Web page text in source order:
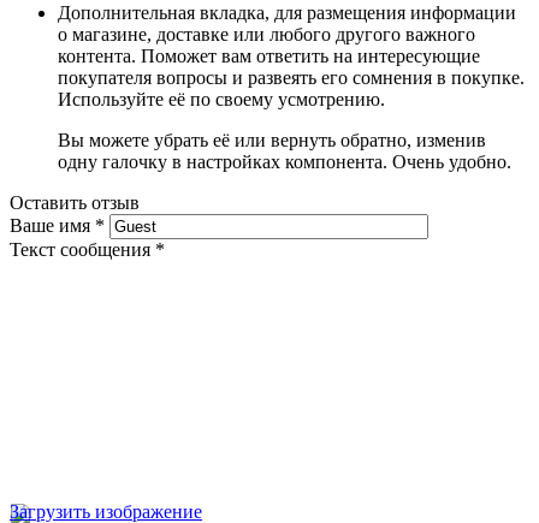
Дополнительная вкладка, для размещения информации
о магазине, доставке или любого другого важного
контента. Поможет вам ответить на интересующие
покупателя вопросы и развеять его сомнения в покупке.
Используйте её по своему усмотрению.
Вы можете убрать её или вернуть обратно, изменив
одну галочку в настройках компонента. Очень удобно.
Оставить отзыв
Ваше имя *
Текст сообщения *
Загрузить изображение